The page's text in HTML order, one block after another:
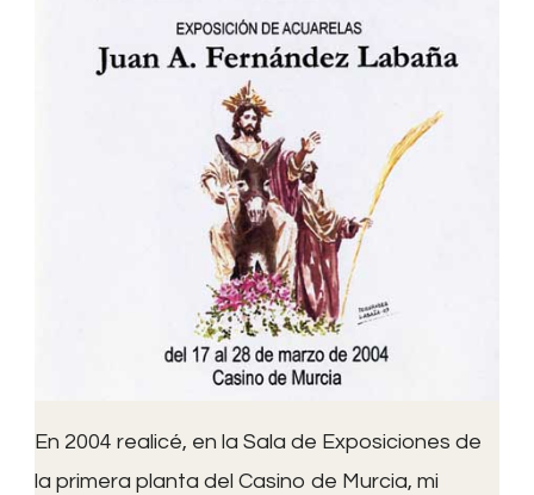
En 2004 realicé, en la Sala de Exposiciones de
la primera planta del Casino de Murcia, mi